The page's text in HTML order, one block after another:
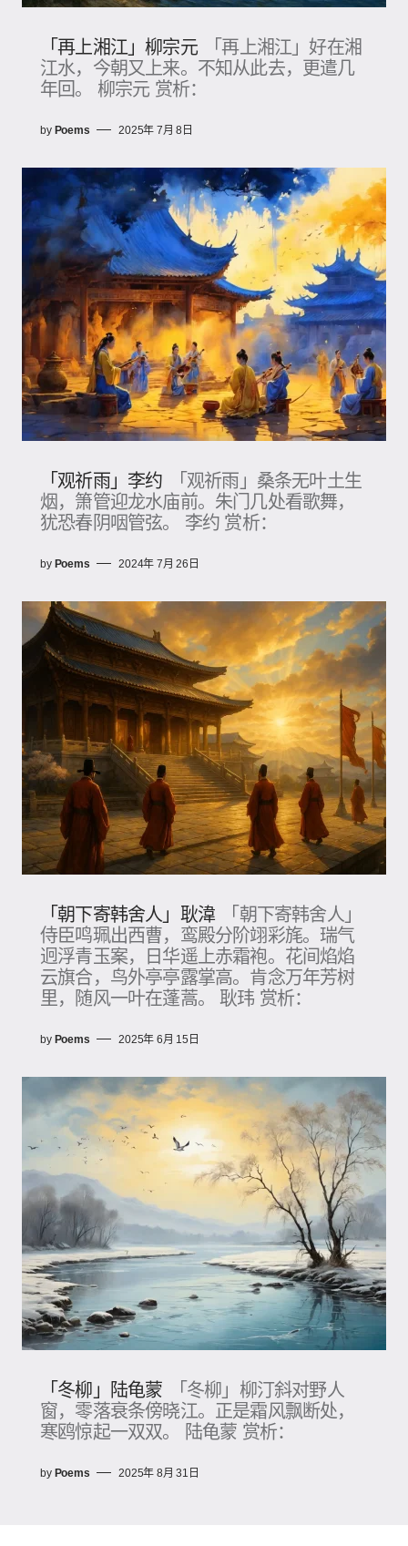
「再上湘江」柳宗元
「再上湘江」好在湘
江水，今朝又上来。不知从此去，更遣几
年回。 柳宗元 赏析：
by Poems 2025年 7月 8日
「观祈雨」李约
「观祈雨」桑条无叶土生
烟，箫管迎龙水庙前。朱门几处看歌舞，
犹恐春阴咽管弦。 李约 赏析：
by Poems 2024年 7月 26日
「朝下寄韩舍人」耿湋
「朝下寄韩舍人」
侍臣鸣珮出西曹，鸾殿分阶翊彩旄。瑞气
迥浮青玉案，日华遥上赤霜袍。花间焰焰
云旗合，鸟外亭亭露掌高。肯念万年芳树
里，随风一叶在蓬蒿。 耿玮 赏析：
by Poems 2025年 6月 15日
「冬柳」陆龟蒙
「冬柳」柳汀斜对野人
窗，零落衰条傍晓江。正是霜风飘断处，
寒鸥惊起一双双。 陆龟蒙 赏析：
by Poems 2025年 8月 31日